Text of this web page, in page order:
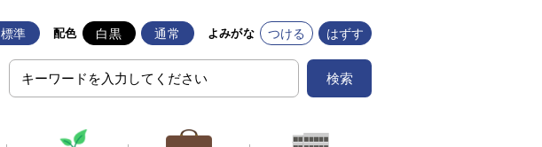
標準 配色 白黒 通常 よみがな つける はずす
検索